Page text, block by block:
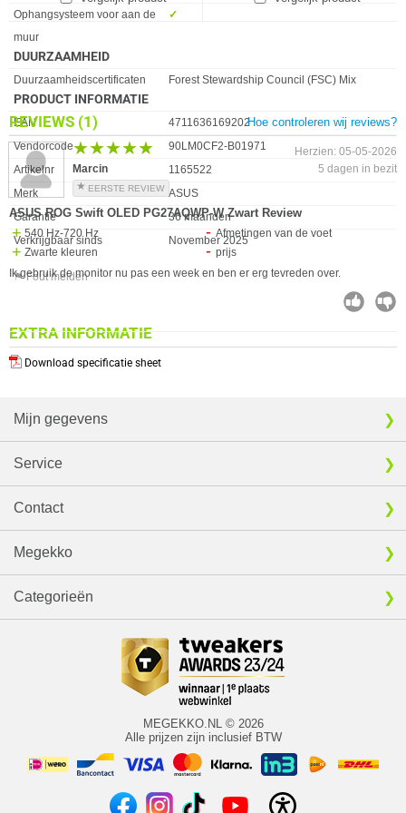
Ophangsysteem voor aan de
muur
✓︎
DUURZAAMHEID
Eigenschap Waarde
Duurzaamheidscertificaten Forest Stewardship Council (FSC) Mix
PRODUCT INFORMATIE
EAN
4711636169202
Vendorcode
90LM0CF2-B01971
Artikelnr
1165522
Merk
ASUS
Garantie
36 maanden
Verkrijgbaar sinds
November 2025
⚑ Fout melden
EXTRA INFORMATIE
Download specificatie sheet
REVIEWS (1) Hoe controleren wij reviews?
★★★★★
★★★★★
Marcin
EERSTE REVIEW
Herzien: 05-05-2026
5 dagen in bezit
ASUS ROG Swift OLED PG27AQWP-W Zwart Review
540 Hz-720 Hz
Zwarte kleuren
Afmetingen van de voet
prijs
Ik gebruik de monitor nu pas een week en ben er erg tevreden over.
Mijn gegevens
Service
Contact
Megekko
Categorieën
MEGEKKO.NL © 2026
Alle prijzen zijn inclusief BTW